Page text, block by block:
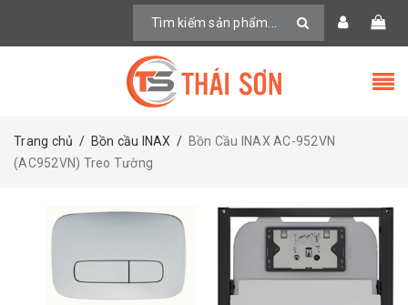
Trang chủ / Bồn cầu INAX / Bồn Cầu INAX AC-952VN
(AC952VN) Treo Tường